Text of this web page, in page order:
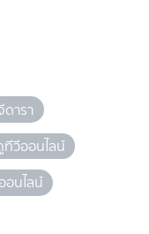
ดารา
ทีวีออนไลน์
อนไลน์